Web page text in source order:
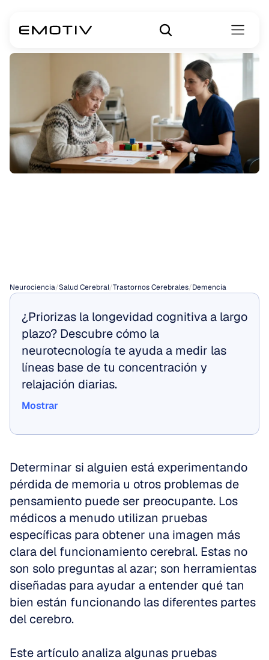
Neurociencia/Salud Cerebral/Trastornos Cerebrales/Demencia
¿Priorizas la longevidad cognitiva a largo
plazo? Descubre cómo la
neurotecnología te ayuda a medir las
líneas base de tu concentración y
relajación diarias.
Mostrar
Determinar si alguien está experimentando
pérdida de memoria u otros problemas de
pensamiento puede ser preocupante. Los
médicos a menudo utilizan pruebas
específicas para obtener una imagen más
clara del funcionamiento cerebral. Estas no
son solo preguntas al azar; son herramientas
diseñadas para ayudar a entender qué tan
bien están funcionando las diferentes partes
del cerebro.
Este artículo analiza algunas pruebas